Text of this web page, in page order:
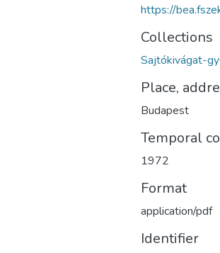
https://
Collections
Sajtókivágat-
Place,
Budapest
Temporal
1972
Format
application/pdf
Identifier